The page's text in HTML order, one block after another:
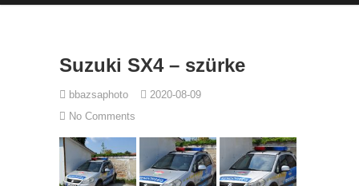
Suzuki SX4 – szürke
bbazsaphoto
2020-08-09
No Comments